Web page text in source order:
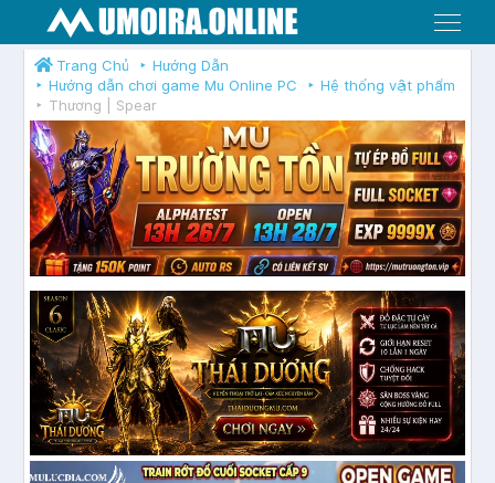
Menu
Trang Chủ
Hướng Dẫn
Hướng dẫn chơi game Mu Online PC
Hệ thống vật phẩm
Thương | Spear